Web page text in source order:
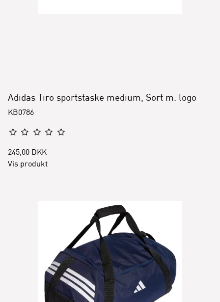
Adidas Tiro sportstaske medium, Sort m. logo
KB0786
245,00 DKK
Vis produkt